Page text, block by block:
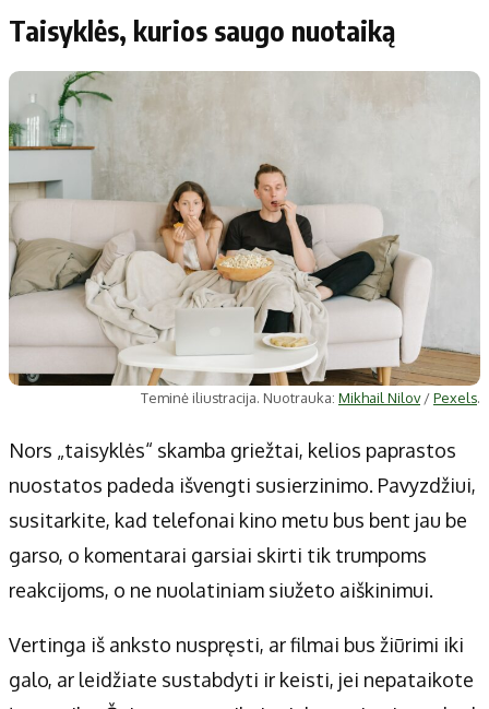
Taisyklės, kurios saugo nuotaiką
Teminė iliustracija. Nuotrauka: Mikhail Nilov/Pexels.
Nors „taisyklės“ skamba griežtai, kelios paprastos
nuostatos padeda išvengti susierzinimo. Pavyzdžiui,
susitarkite, kad telefonai kino metu bus bent jau be
garso, o komentarai garsiai skirti tik trumpoms
reakcijoms, o ne nuolatiniam siužeto aiškinimui.
Vertinga iš anksto nuspręsti, ar filmai bus žiūrimi iki
galo, ar leidžiate sustabdyti ir keisti, jei nepataikote